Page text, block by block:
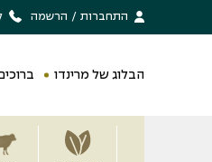
Skip to Content
התחברות / הרשמה
הבלוג של מרינדו